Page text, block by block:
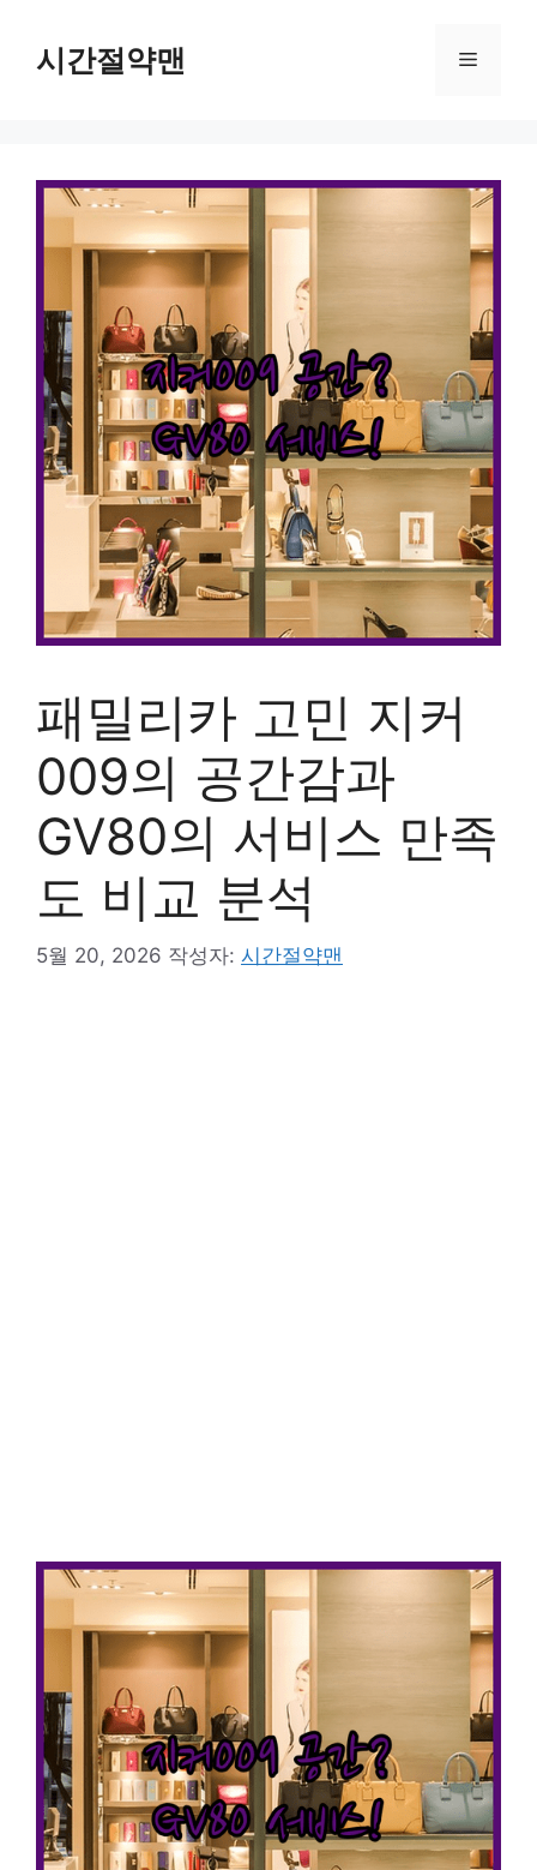
시간절약맨 메
패밀리카 고민 지커
009의 공간감과
GV80의 서비스 만족
도 비교 분석
5월 20, 2026 작성자: 시간절약맨